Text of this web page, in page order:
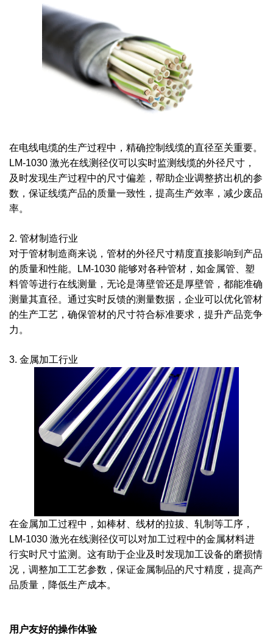
在电线电缆的生产过程中，精确控制线缆的直径至关重要。
LM-1030 激光在线测径仪可以实时监测线缆的外径尺寸，
及时发现生产过程中的尺寸偏差，帮助企业调整挤出机的参
数，保证线缆产品的质量一致性，提高生产效率，减少废品
率。
2. 管材制造行业
对于管材制造商来说，管材的外径尺寸精度直接影响到产品
的质量和性能。LM-1030 能够对各种管材，如金属管、塑
料管等进行在线测量，无论是薄壁管还是厚壁管，都能准确
测量其直径。通过实时反馈的测量数据，企业可以优化管材
的生产工艺，确保管材的尺寸符合标准要求，提升产品竞争
力。
3. 金属加工行业
在金属加工过程中，如棒材、线材的拉拔、轧制等工序，
LM-1030 激光在线测径仪可以对加工过程中的金属材料进
行实时尺寸监测。这有助于企业及时发现加工设备的磨损情
况，调整加工工艺参数，保证金属制品的尺寸精度，提高产
品质量，降低生产成本。
用户友好的操作体验